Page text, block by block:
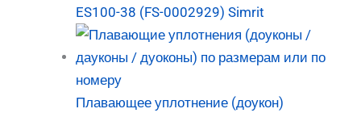
ES100-38 (FS-0002929) Simrit
Плавающее уплотнение (доукон)